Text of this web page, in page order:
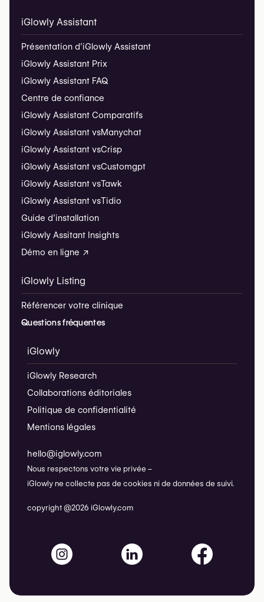
iGlowly Assistant
Présentation d’iGlowly Assistant
iGlowly Assistant Prix
iGlowly Assistant FAQ
Centre de confiance
iGlowly Assistant Comparatifs
iGlowly Assistant vsManychat
iGlowly Assistant vsCrisp
iGlowly Assistant vsCustomgpt
iGlowly Assistant vsTawk
iGlowly Assistant vsTidio
Guide d’installation
iGlowly Assitant Insights
Démo en ligne ↗
iGlowly Listing
Référencer votre clinique
Questions fréquentes
iGlowly
iGlowly Research
Collaborations éditoriales
Politique de confidentialité
Mentions légales
hello@iglowly.com
Nous respectons votre vie privée –
iGlowly ne collecte pas de cookies ni de données de suivi.
copyright @2026 iGlowly.com